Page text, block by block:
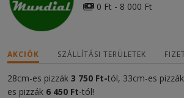
0 Ft - 8 000 Ft
AKCIÓK SZÁLLÍTÁSI TERÜLETEK
28cm-es pizzák 3 750 Ft-tól, 33cm-es pizzák
es pizzák 6 450 Ft-tól!